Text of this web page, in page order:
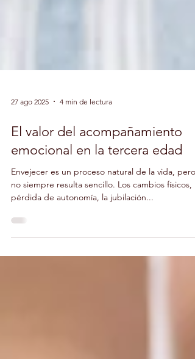
27 ago 2025 4 min de lectura
El valor del acompañamiento
emocional en la tercera edad
Envejecer es un proceso natural de la vida, pero
pérdida de autonomía, la jubilación...